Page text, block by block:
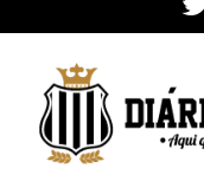
conteúdo